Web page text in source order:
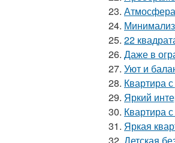
23.
24.
25. 22
26. Даже в
27. Уют и
28. Квартира
29. Яркий
30. Квартира
31. Яркая